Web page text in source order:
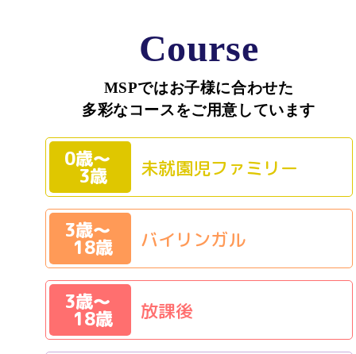
Course
MSPではお子様に合わせた
多彩なコースをご用意しています
0歳〜
3歳 未就園児ファミリー
3歳〜
18歳 バイリンガル
3歳〜
18歳 放課後